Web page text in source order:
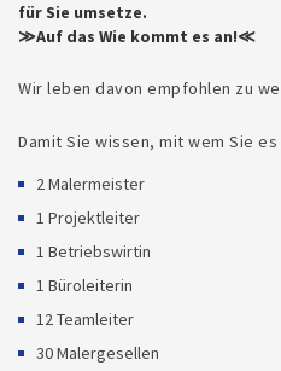
für Sie umsetze.
≫Auf das Wie kommt es an!≪
Wir leben davon empfohlen zu
Damit Sie wissen, mit wem Sie es
2 Malermeister
1 Projektleiter
1 Betriebswirtin
1 Büroleiterin
12 Teamleiter
30 Malergesellen